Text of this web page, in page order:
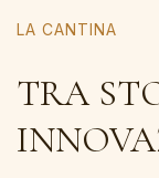
LA CANTINA
TRA